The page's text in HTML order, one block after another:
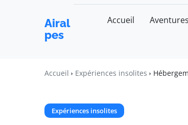
Airal
pes
Accueil
Accueil Expériences insolites
Expériences insolites